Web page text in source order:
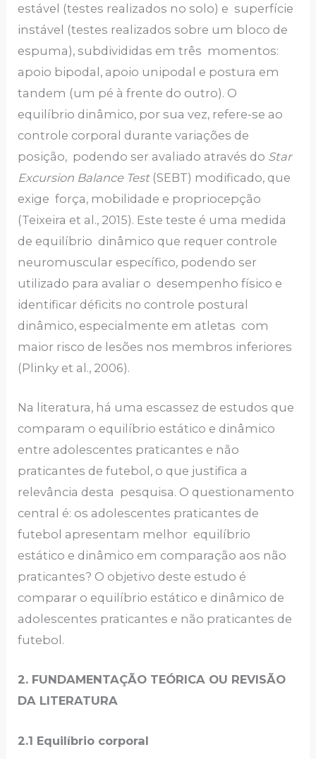
estável (testes realizados no solo) e superfície
instável (testes realizados sobre um bloco de
espuma), subdivididas em três momentos:
apoio bipodal, apoio unipodal e postura em
tandem (um pé à frente do outro). O
equilíbrio dinâmico, por sua vez, refere-se ao
controle corporal durante variações de
posição, podendo ser avaliado através do Star
Excursion Balance Test (SEBT) modificado, que
exige força, mobilidade e propriocepção
(Teixeira et al., 2015). Este teste é uma medida
de equilíbrio dinâmico que requer controle
neuromuscular específico, podendo ser
utilizado para avaliar o desempenho físico e
identificar déficits no controle postural
dinâmico, especialmente em atletas com
maior risco de lesões nos membros inferiores
(Plinky et al., 2006).
Na literatura, há uma escassez de estudos que
comparam o equilíbrio estático e dinâmico
entre adolescentes praticantes e não
praticantes de futebol, o que justifica a
relevância desta pesquisa. O questionamento
central é: os adolescentes praticantes de
futebol apresentam melhor equilíbrio
estático e dinâmico em comparação aos não
praticantes? O objetivo deste estudo é
comparar o equilíbrio estático e dinâmico de
adolescentes praticantes e não praticantes de
futebol.
2. FUNDAMENTAÇÃO TEÓRICA OU REVISÃO
DA LITERATURA
2.1 Equilíbrio corporal